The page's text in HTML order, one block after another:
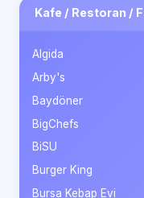
Kafe / Restoran /
Algida
Arby's
Baydöner
BigChefs
BiSU
Burger King
Bursa Kebap Evi